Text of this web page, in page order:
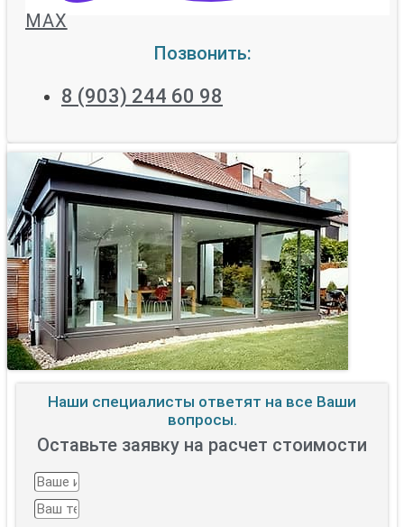
MAX
Позвонить:
8 (903) 244 60 98
Наши специалисты ответят на все Ваши
вопросы.
Оставьте заявку на расчет стоимости